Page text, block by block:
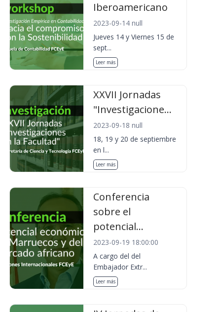
Iberoamericano
2023-09-14 null
Jueves 14 y Viernes 15 de
sept...
Leer más
XXVII Jornadas
"Investigacione...
2023-09-18 null
18, 19 y 20 de septiembre
en l...
Leer más
Conferencia
sobre el
potencial...
2023-09-19 18:00:00
A cargo del del
Embajador Extr...
Leer más